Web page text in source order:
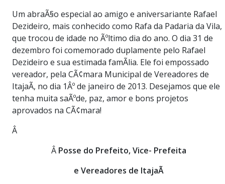
Um abraÃ§o especial ao amigo e aniversariante Rafael
Dezideiro, mais conhecido como Rafa da Padaria da Vila,
que trocou de idade no Ãºltimo dia do ano. O dia 31 de
dezembro foi comemorado duplamente pelo Rafael
Dezideiro e sua estimada famÃ­lia. Ele foi empossado
vereador, pela CÃ¢mara Municipal de Vereadores de
ItajaÃ­, no dia 1Âº de janeiro de 2013. Desejamos que ele
tenha muita saÃºde, paz, amor e bons projetos
aprovados na CÃ¢mara!
Â
Â Posse do Prefeito, Vice- Prefeita
e Vereadores de ItajaÃ­